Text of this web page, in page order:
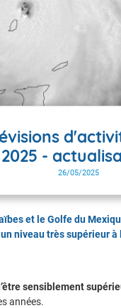
-
26/05/2025
et le Golfe du
niveau très supérieur
sensiblement
années.